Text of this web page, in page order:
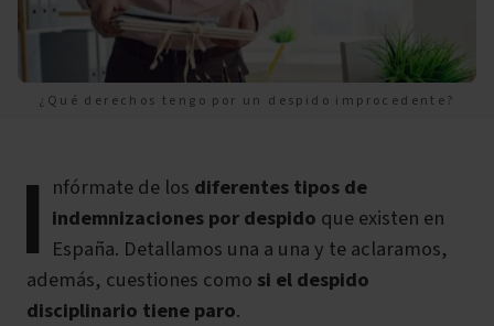
¿Qué derechos tengo por un despido improcedente?
I nfórmate de los diferentes tipos de
indemnizaciones por despido que existen en
España. Detallamos una a una y te aclaramos,
además, cuestiones como si el despido
disciplinario tiene paro.